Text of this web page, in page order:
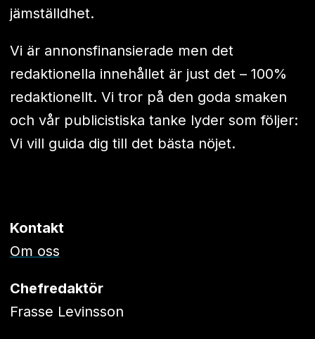
jämställdhet.
Vi är annonsfinansierade men det
redaktionella innehållet är just det – 100%
redaktionellt. Vi tror på den goda smaken
och vår publicistiska tanke lyder som följer:
Vi vill guida dig till det bästa nöjet.
Kontakt
Om oss
Chefredaktör
Frasse Levinsson